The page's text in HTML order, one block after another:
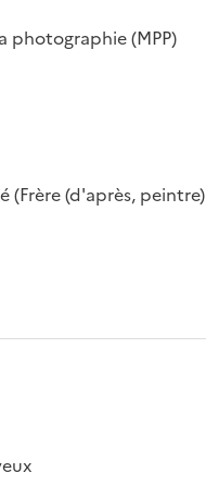
(MPP)
(Frère (d'après, peintre)